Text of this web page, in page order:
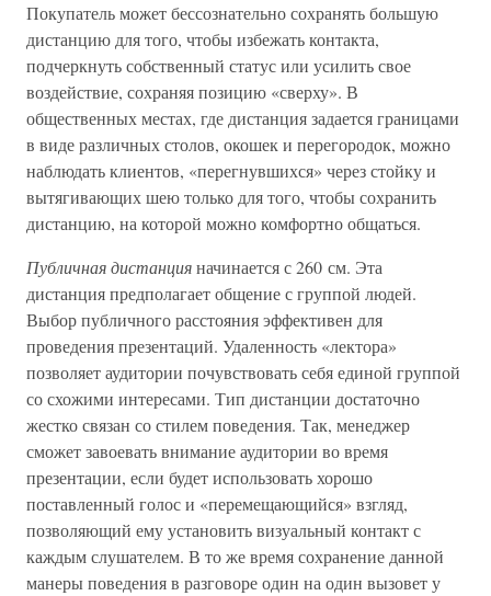
Покупатель может бессознательно сохранять большую
дистанцию для того, чтобы избежать контакта,
подчеркнуть собственный статус или усилить свое
воздействие, сохраняя позицию «сверху». В
общественных местах, где дистанция задается границами
в виде различных столов, окошек и перегородок, можно
наблюдать клиентов, «перегнувшихся» через стойку и
вытягивающих шею только для того, чтобы сохранить
дистанцию, на которой можно комфортно общаться.
Публичная дистанцияначинается с 260 см. Эта
дистанция предполагает общение с группой людей.
Выбор публичного расстояния эффективен для
проведения презентаций. Удаленность «лектора»
позволяет аудитории почувствовать себя единой группой
со схожими интересами. Тип дистанции достаточно
жестко связан со стилем поведения. Так, менеджер
сможет завоевать внимание аудитории во время
презентации, если будет использовать хорошо
поставленный голос и «перемещающийся» взгляд,
позволяющий ему установить визуальный контакт с
каждым слушателем. В то же время сохранение данной
манеры поведения в разговоре один на один вызовет у